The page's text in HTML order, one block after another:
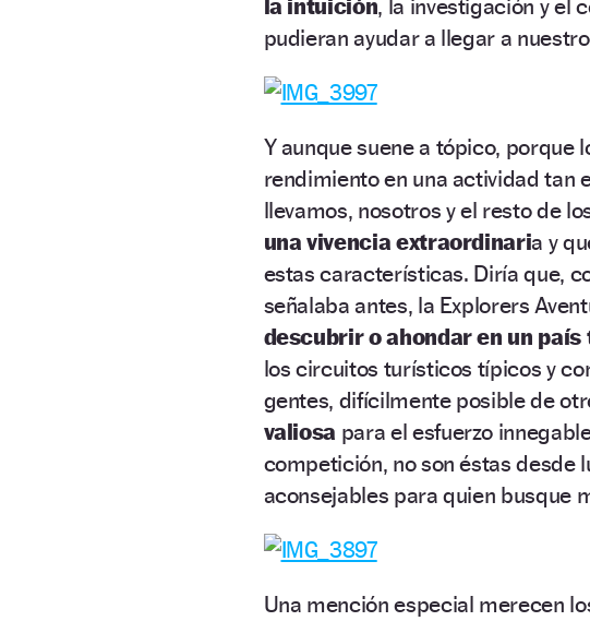
la intuición, la investigación y el
pudieran ayudar a llegar a
Y aunque suene a tópico, porque
rendimiento en una actividad tan
llevamos, nosotros y el resto de
una vivencia extraordinaria y
estas características. Diría que,
señalaba antes, la Explorers
descubrir o ahondar en un
los circuitos turísticos típicos y
gentes, difícilmente posible de
valiosa para el esfuerzo
competición, no son éstas desde
aconsejables para quien busque
Una mención especial merecen